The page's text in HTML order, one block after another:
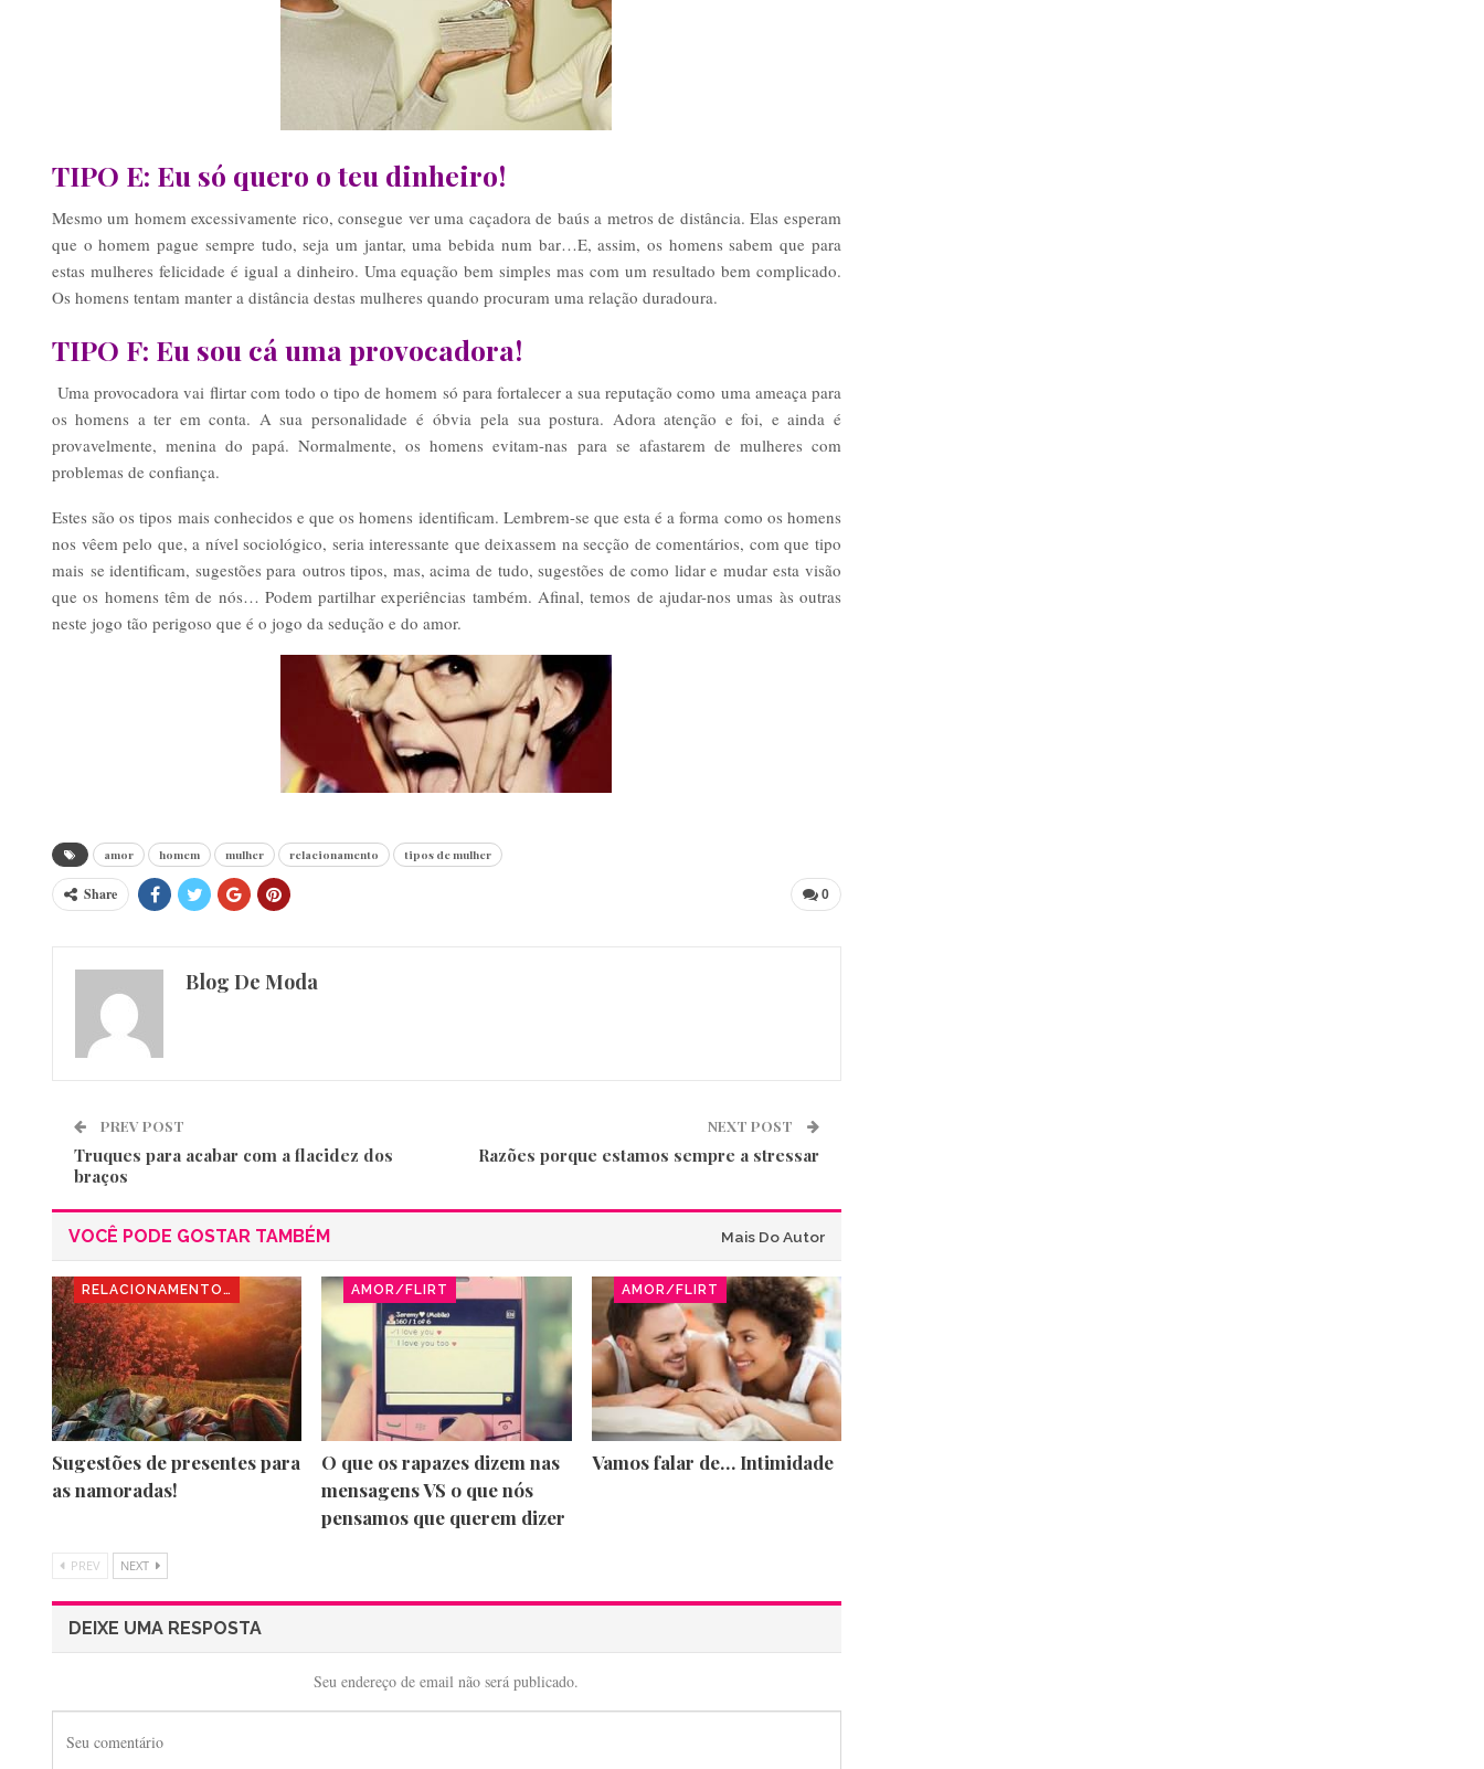
TIPO E: Eu só quero o teu dinheiro!
Mesmo um homem excessivamente rico, consegue ver uma caçadora de baús a metros de distância. Elas esperam
que o homem pague sempre tudo, seja um jantar, uma bebida num bar…E, assim, os homens sabem que para
estas mulheres felicidade é igual a dinheiro. Uma equação bem simples mas com um resultado bem complicado.
Os homens tentam manter a distância destas mulheres quando procuram uma relação duradoura.
TIPO F: Eu sou cá uma provocadora!
Uma provocadora vai flirtar com todo o tipo de homem só para fortalecer a sua reputação como uma ameaça para
os homens a ter em conta. A sua personalidade é óbvia pela sua postura. Adora atenção e foi, e ainda é
provavelmente, menina do papá. Normalmente, os homens evitam-nas para se afastarem de mulheres com
problemas de confiança.
Estes são os tipos mais conhecidos e que os homens identificam. Lembrem-se que esta é a forma como os homens
nos vêem pelo que, a nível sociológico, seria interessante que deixassem na secção de comentários, com que tipo
mais se identificam, sugestões para outros tipos, mas, acima de tudo, sugestões de como lidar e mudar esta visão
que os homens têm de nós… Podem partilhar experiências também. Afinal, temos de ajudar-nos umas às outras
neste jogo tão perigoso que é o jogo da sedução e do amor.
amor homem mulher relacionamento tipos de mulher
0
Share
Blog De Moda
PREV POST
Truques para acabar com a flacidez dos
braços
NEXT POST
Razões porque estamos sempre a stressar
VOCÊ PODE GOSTAR TAMBÉM Mais Do Autor
RELACIONAMENTOS
Sugestões de presentes para
as namoradas!
AMOR/FLIRT
O que os rapazes dizem nas
mensagens VS o que nós
pensamos que querem dizer
AMOR/FLIRT
Vamos falar de… Intimidade
PREV NEXT
DEIXE UMA RESPOSTA
Seu endereço de email não será publicado.